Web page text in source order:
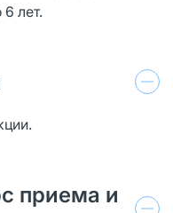
лет.
приема и